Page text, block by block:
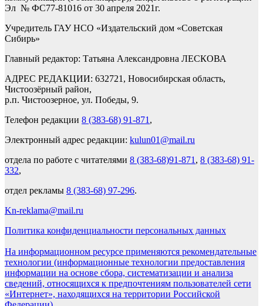
Эл № ФС77-81016 от 30 апреля 2021г.
Учредитель ГАУ НСО «Издательский дом «Советская
Сибирь»
Главный редактор: Татьяна Александровна ЛЕСКОВА
АДРЕС РЕДАКЦИИ: 632721, Новосибирская область,
Чистоозёрный район,
р.п. Чистоозерное, ул. Победы, 9.
Телефон редакции 8 (383-68) 91-871 ,
Электронный адрес редакции: kulun01@mail.ru
отдела по работе с читателями 8 (383-68)91-871 , 8 (383-68) 91-
332,
отдел рекламы 8 (383-68) 97-296.
Kn-reklama@mail.ru
Политика конфиденциальности персональных данных
На информационном ресурсе применяются рекомендательные
технологии (информационные технологии предоставления
информации на основе сбора, систематизации и анализа
сведений, относящихся к предпочтениям пользователей сети
«Интернет», находящихся на территории Российской